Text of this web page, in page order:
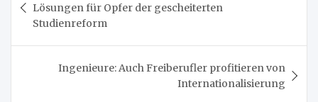
Lösungen für Opfer der gescheiterten
Studienreform
Ingenieure: Auch Freiberufler profitieren von
Internationalisierung